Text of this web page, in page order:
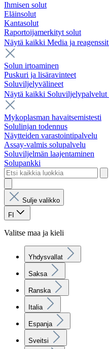
Ihmisen solut
Eläinsolut
Kantasolut
Raportoijamerkityt solut
Näytä kaikki Media ja reagenssit
Solun irtoaminen
Puskuri ja lisäravinteet
Soluviljelyvälineet
Näytä kaikki Soluviljelypalvelut
Mykoplasman havaitsemistesti
Solulinjan todennus
Näytteiden varastointipalvelu
Assay-valmis solupalvelu
Soluviljelmän laajentaminen
Solupankki
Sulje valikko
FI
Valitse maa ja kieli
Yhdysvallat
Saksa
Ranska
Italia
Espanja
Sveitsi